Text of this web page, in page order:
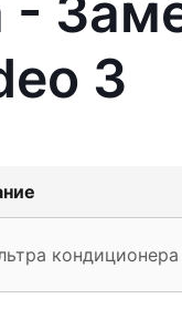
3
кондиционера